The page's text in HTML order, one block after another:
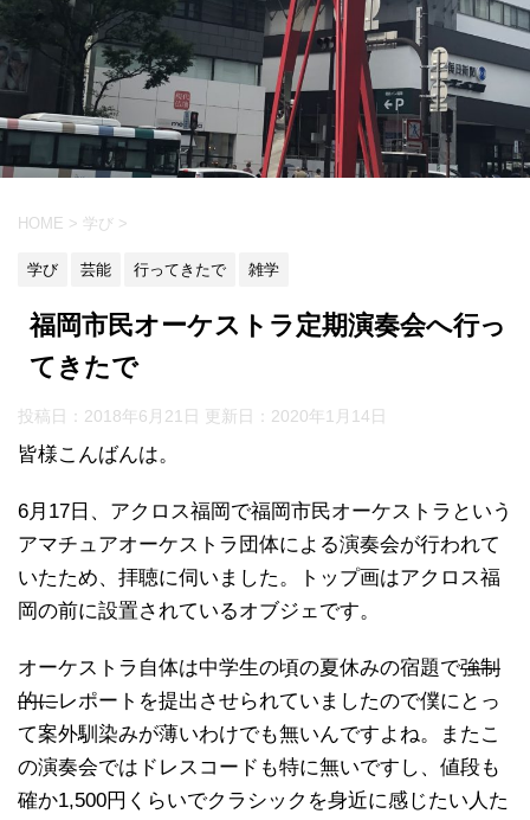
HOME > 学び >
学び 芸能 行ってきたで 雑学
福岡市民オーケストラ定期演奏会へ行っ
てきたで
投稿日：2018年6月21日 更新日： 2020年1月14日
皆様こんばんは。
6月17日、アクロス福岡で福岡市民オーケストラという
アマチュアオーケストラ団体による演奏会が行われて
いたため、拝聴に伺いました。トップ画はアクロス福
岡の前に設置されているオブジェです。
オーケストラ自体は中学生の頃の夏休みの宿題で強制
的にレポートを提出させられていましたので僕にとっ
て案外馴染みが薄いわけでも無いんですよね。またこ
の演奏会ではドレスコードも特に無いですし、値段も
確か1,500円くらいでクラシックを身近に感じたい人た